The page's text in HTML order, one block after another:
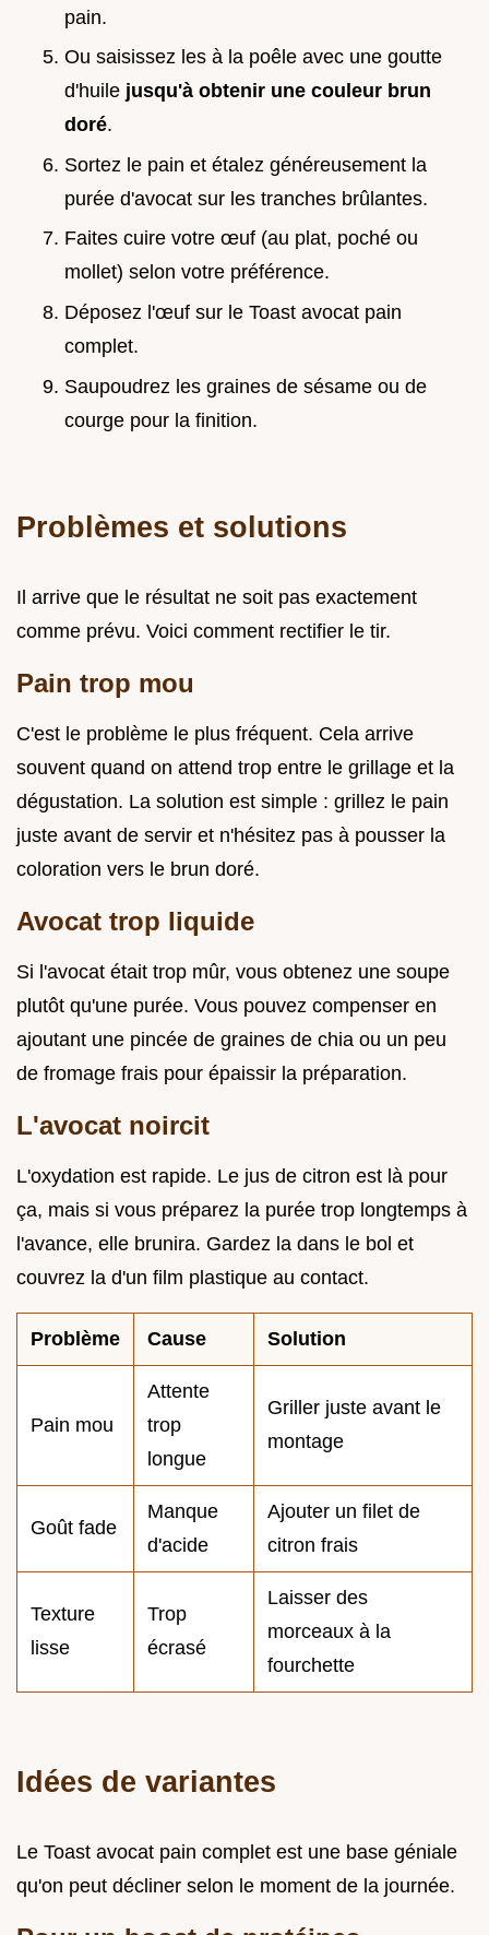
pain.
Ou saisissez les à la poêle avec une goutte
d'huile jusqu'à obtenir une couleur brun
doré.
Sortez le pain et étalez généreusement la
purée d'avocat sur les tranches brûlantes.
Faites cuire votre œuf (au plat, poché ou
mollet) selon votre préférence.
Déposez l'œuf sur le Toast avocat pain
complet.
Saupoudrez les graines de sésame ou de
courge pour la finition.
Problèmes et solutions
Il arrive que le résultat ne soit pas exactement
comme prévu. Voici comment rectifier le tir.
Pain trop mou
C'est le problème le plus fréquent. Cela arrive
souvent quand on attend trop entre le grillage et la
dégustation. La solution est simple : grillez le pain
juste avant de servir et n'hésitez pas à pousser la
coloration vers le brun doré.
Avocat trop liquide
Si l'avocat était trop mûr, vous obtenez une soupe
plutôt qu'une purée. Vous pouvez compenser en
ajoutant une pincée de graines de chia ou un peu
de fromage frais pour épaissir la préparation.
L'avocat noircit
L'oxydation est rapide. Le jus de citron est là pour
ça, mais si vous préparez la purée trop longtemps à
l'avance, elle brunira. Gardez la dans le bol et
couvrez la d'un film plastique au contact.
Problème Cause Solution
Pain mou
Attente
trop
longue
Griller juste avant le
montage
Goût fade
Manque
d'acide
Ajouter un filet de
citron frais
Texture
lisse
Trop
écrasé
Laisser des
morceaux à la
fourchette
Idées de variantes
Le Toast avocat pain complet est une base géniale
qu'on peut décliner selon le moment de la journée.